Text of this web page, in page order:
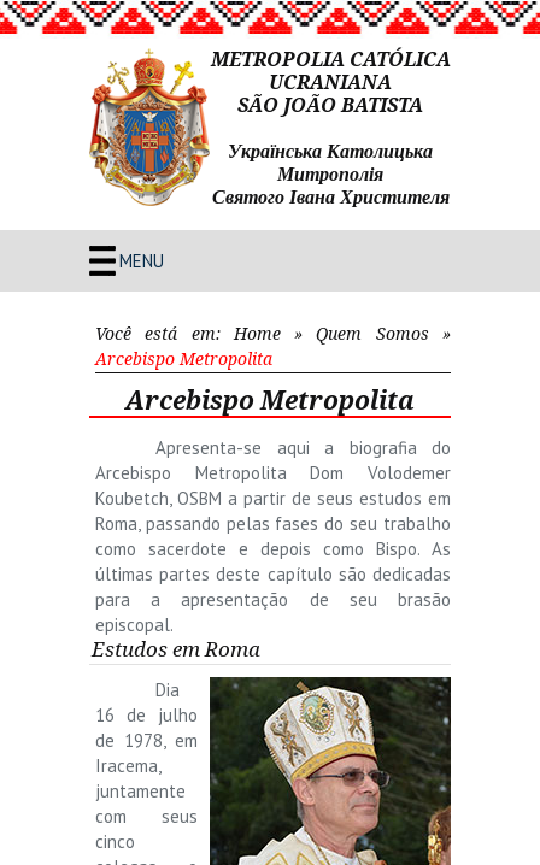
METROPOLIA CATÓLICA
UCRANIANA
SÃO JOÃO BATISTA
Українська Католицька
Митрополія
Святого Івана Христителя
MENU
Você está em: Home»Quem Somos »
Arcebispo Metropolita
Arcebispo Metropolita
Apresenta-se aqui a biografia do
Arcebispo Metropolita Dom Volodemer
Koubetch, OSBM a partir de seus estudos em
Roma, passando pelas fases do seu trabalho
como sacerdote e depois como Bispo. As
últimas partes deste capítulo são dedicadas
para a apresentação de seu brasão
episcopal.
Estudos em Roma
Dia
16 de julho
de 1978, em
Iracema,
juntamente
com seus
cinco